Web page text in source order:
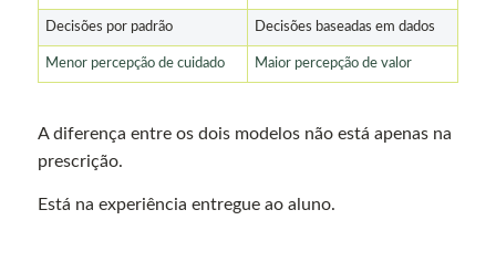
Decisões por padrão Decisões baseadas em dados
Menor percepção de cuidado Maior percepção de valor
A diferença entre os dois modelos não está apenas na
prescrição.
Está na experiência entregue ao aluno.